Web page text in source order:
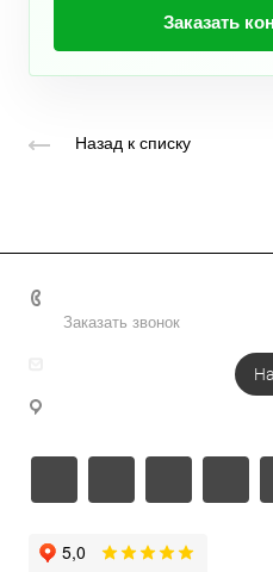
Заказать
Назад к списку
Заказать звонок
info@metodsmirnova.ru